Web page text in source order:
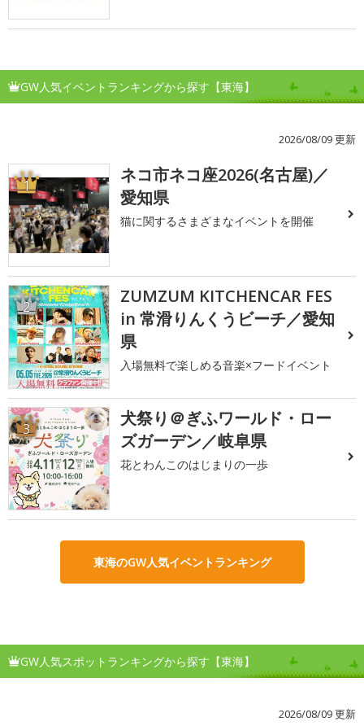
GW人気イベントランキングから探す【東海】
2026/08/09 更新
1
ネコ市ネコ座2026(名古屋)／
愛知県
猫に関するさまざまなイベントを開催
2
ZUMZUM KITCHENCAR FES
in 常滑りんくうビーチ／愛知
県
入場無料で楽しめる音楽×フードイベント
3
犬祭り＠ぎふワールド・ロー
ズガーデン／岐阜県
花とわんこのはじまりの一歩
東海のGW人気イベントランキング
GW人気スポットランキングから探す【東海】
2026/08/09 更新